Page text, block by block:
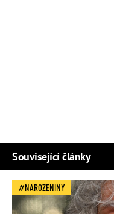
Související články
NAROZENINY